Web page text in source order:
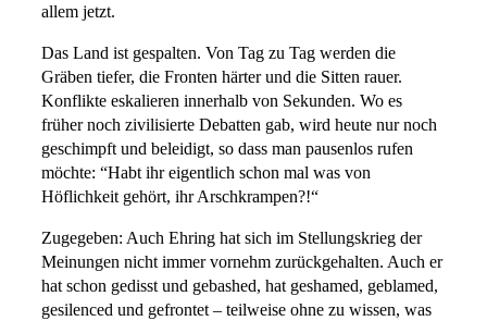
allem jetzt.
Das Land ist gespalten. Von Tag zu Tag werden die
Gräben tiefer, die Fronten härter und die Sitten rauer.
Konflikte eskalieren innerhalb von Sekunden. Wo es
früher noch zivilisierte Debatten gab, wird heute nur noch
geschimpft und beleidigt, so dass man pausenlos rufen
möchte: “Habt ihr eigentlich schon mal was von
Höflichkeit gehört, ihr Arschkrampen?!“
Zugegeben: Auch Ehring hat sich im Stellungskrieg der
Meinungen nicht immer vornehm zurückgehalten. Auch er
hat schon gedisst und gebashed, hat geshamed, geblamed,
gesilenced und gefrontet – teilweise ohne zu wissen, was